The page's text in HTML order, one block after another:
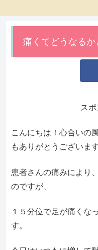
痛くてどうなるか
ス
こんにちは！心合いの
もありがとうございます
患者さんの痛みにより
のですが、
１５分位で足が痛くな
す。